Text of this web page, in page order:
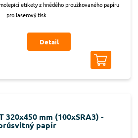
etikety z hnědého proužkovaného papíru
pro laserový tisk.
Detail
320x450 mm (100xSRA3) -
papír